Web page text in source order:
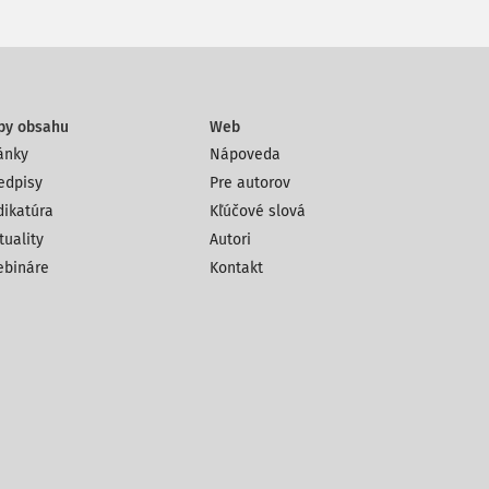
obsahu
Web
Nápoveda
Pre autorov
Kľúčové slová
Autori
Kontakt